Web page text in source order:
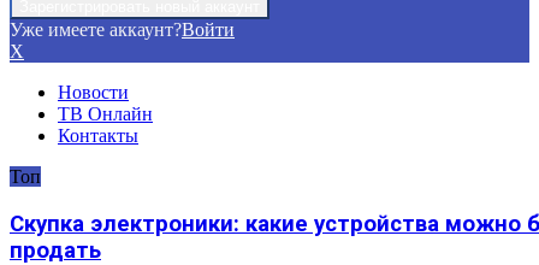
Уже имеете аккаунт?Войти
X
Новости
ТВ Онлайн
Контакты
Топ
Скупка электроники: какие устройства можно
продать